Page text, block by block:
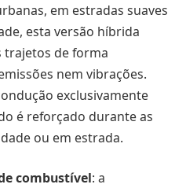
em estradas suaves
esta versão híbrida
trajetos de forma
nem vibrações.
exclusivamente
é reforçado durante as
ou em estrada.
combustível: a